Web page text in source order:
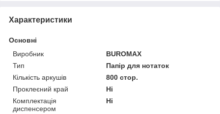
Характеристики
Основні
Виробник
BUROMAX
Тип
Папір для нотаток
Кількість аркушів
800 стор.
Проклеєний край
Ні
Комплектація
диспенсером
Ні